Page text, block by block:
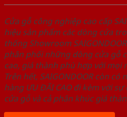
Cửa gỗ công nghiệp cao cấp
hiệu sản phẩm các dòng cửa
thống Showroom
phân phối những dòng cửa gỗ
cao, giá thành phù hợp với mọi
Trên hết, SAIGONDOOR còn
hàng ƯU ĐÃI CAO đi kèm với
cửa gỗ và cả phân khúc giá